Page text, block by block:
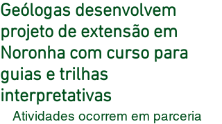
Geólogas desenvolvem
projeto de extensão em
Noronha com curso para
guias e trilhas
interpretativas
Atividades ocorrem em parceria